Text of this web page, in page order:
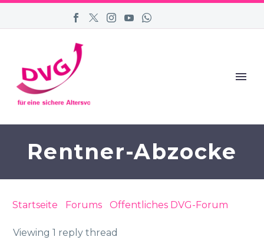
Rentner-Abzocke
Startseite Forums Öffentliches DVG-Forum
Viewing 1 reply thread